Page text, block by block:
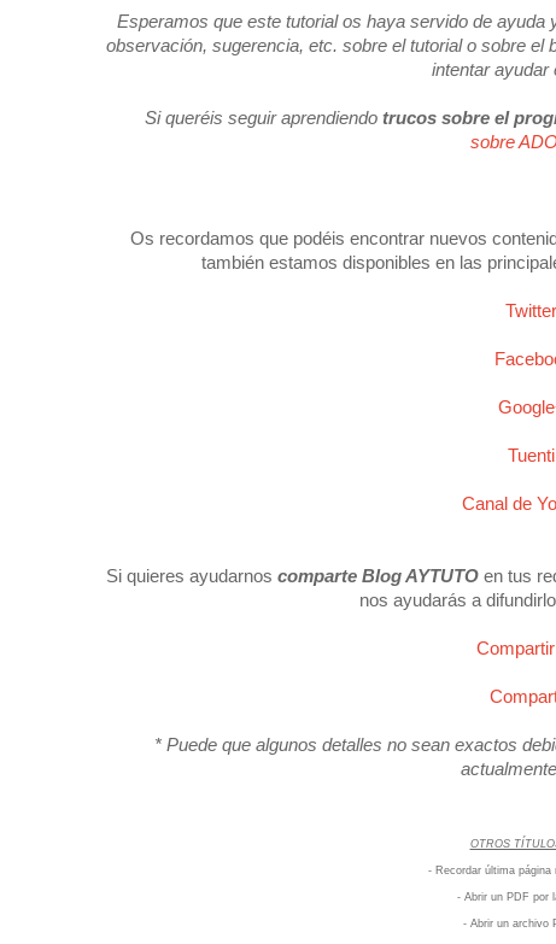
Esperamos que este tutorial os haya servido de
observación, sugerencia, etc. sobre el tutorial o sobre
intentar ayudar
Si queréis seguir aprendiendo trucos sobre el
sobre
Os recordamos que podéis encontrar nuevos
también estamos disponibles en las
Canal de
Si quieres ayudarnos comparte Blog AYTUTOen tus
nos ayudarás a
* Puede que algunos detalles no sean exactos
OTROS
- Recordar última página
- Abrir un PDF por
- Abrir un archivo